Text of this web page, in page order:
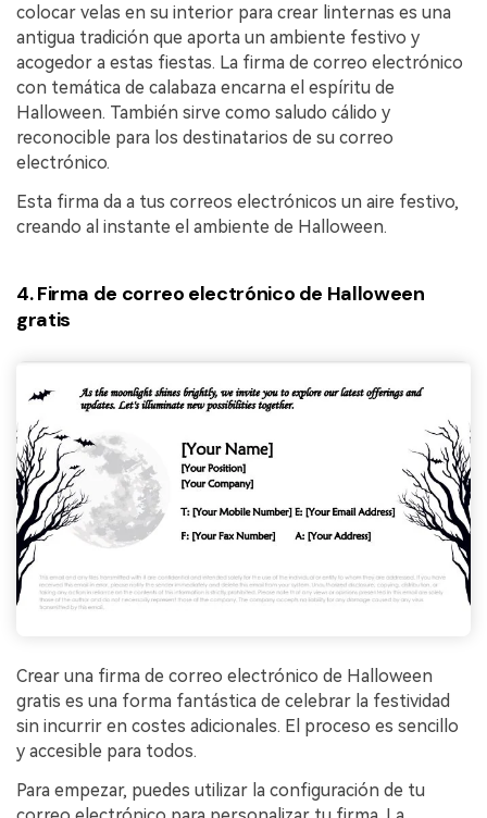
colocar velas en su interior para crear linternas es una
antigua tradición que aporta un ambiente festivo y
acogedor a estas fiestas. La firma de correo electrónico
con temática de calabaza encarna el espíritu de
Halloween. También sirve como saludo cálido y
reconocible para los destinatarios de su correo
electrónico.
Esta firma da a tus correos electrónicos un aire festivo,
creando al instante el ambiente de Halloween.
4. Firma de correo electrónico de Halloween
gratis
Crear una firma de correo electrónico de Halloween
gratis es una forma fantástica de celebrar la festividad
sin incurrir en costes adicionales. El proceso es sencillo
y accesible para todos.
Para empezar, puedes utilizar la configuración de tu